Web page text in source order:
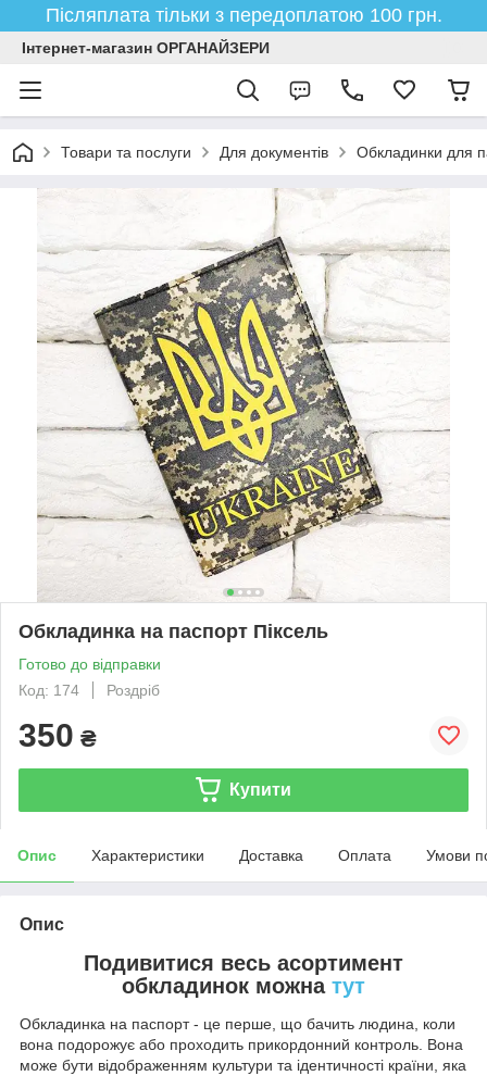
Післяплата тільки з передоплатою 100 грн.
Інтернет-магазин ОРГАНАЙЗЕРИ
Товари та послуги Для документів Обкладинки для
Обкладинка на паспорт Піксель
Готово до відправки
Код: 174
Роздріб
350 ₴
Купити
Опис Характеристики Доставка Оплата Умови
Опис
Подивитися весь асортимент
обкладинок можна тут
Обкладинка на паспорт - це перше, що бачить людина, коли
вона подорожує або проходить прикордонний контроль. Вона
може бути відображенням культури та ідентичності країни, яка